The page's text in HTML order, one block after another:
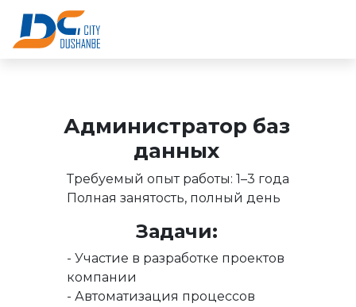
Администратор баз
данных
Требуемый опыт работы: 1–3 года
Полная занятость, полный день
Задачи:
- Участие в разработке проектов
компании
- Автоматизация процессов